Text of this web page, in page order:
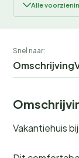
Alle
Snel naar:
Omschrijving
Vakantiehuis